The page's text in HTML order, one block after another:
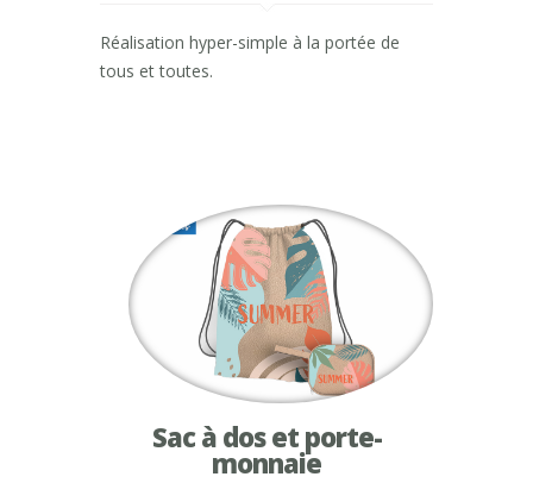
Réalisation hyper-simple à la portée de
tous et toutes.
Sac à dos et porte-
monnaie